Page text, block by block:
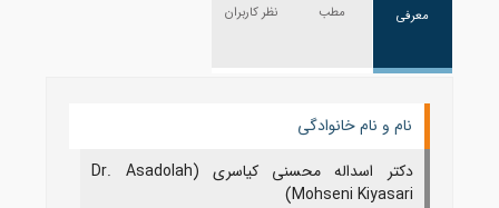
معرفی مطب نظر کاربران
نام و نام خانوادگی
دکتر اسداله محسنی کیاسری (Dr. Asadolah
Mohseni Kiyasari)